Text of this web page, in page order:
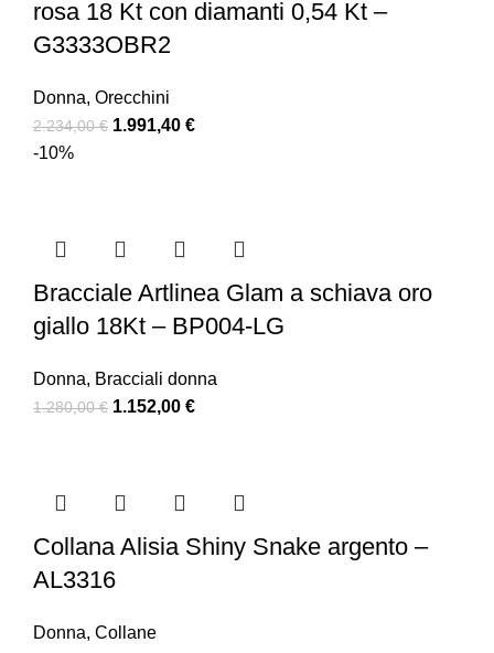
rosa 18 Kt con diamanti 0,54 Kt –
G3333OBR2
Donna, Orecchini
2.234,00€ 1.991,40 €
-10%
Bracciale Artlinea Glam a schiava oro
giallo 18Kt – BP004-LG
Donna, Bracciali donna
1.280,00€ 1.152,00 €
Collana Alisia Shiny Snake argento –
AL3316
Donna, Collane